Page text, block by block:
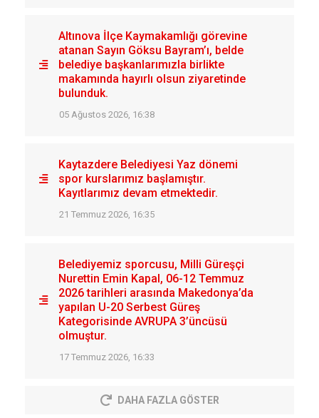
Altınova İlçe Kaymakamlığı görevine
atanan Sayın Göksu Bayram’ı, belde
belediye başkanlarımızla birlikte
makamında hayırlı olsun ziyaretinde
bulunduk.
05 Ağustos 2026, 16:38
Kaytazdere Belediyesi Yaz dönemi
spor kurslarımız başlamıştır.
Kayıtlarımız devam etmektedir.
21 Temmuz 2026, 16:35
Belediyemiz sporcusu, Milli Güreşçi
Nurettin Emin Kapal, 06-12 Temmuz
2026 tarihleri arasında Makedonya’da
yapılan U-20 Serbest Güreş
Kategorisinde AVRUPA 3’üncüsü
olmuştur.
17 Temmuz 2026, 16:33
DAHA FAZLA GÖSTER